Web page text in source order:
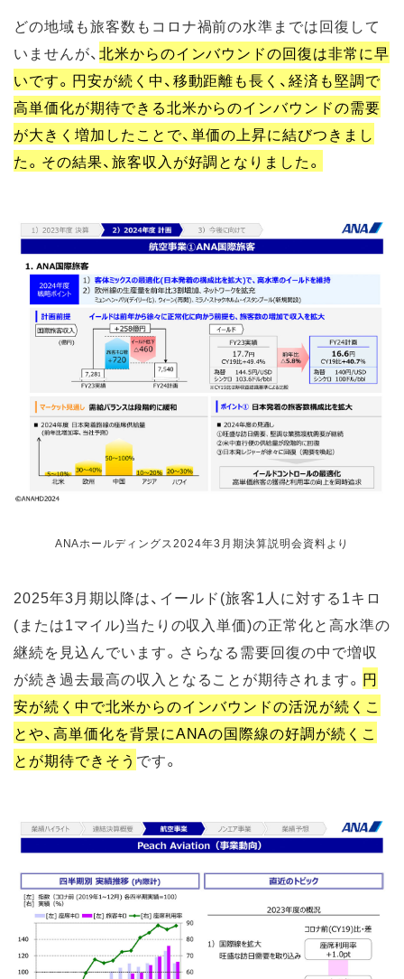
どの地域も旅客数もコロナ禍前の水準までは回復して
いませんが、 北米からのインバウンドの回復は非常に早
いです。円安が続く中、移動距離も長く、経済も堅調で
高単価化が期待できる北米からのインバウンドの需要
が大きく増加したことで、単価の上昇に結びつきまし
た。その結果、旅客収入が好調となりました。
ANAホールディングス2024年3月期決算説明会資料より
2025年3月期以降は、イールド(旅客1人に対する1キロ
(または1マイル)当たりの収入単価)の正常化と高水準の
継続を見込んでいます。さらなる需要回復の中で増収
が続き過去最高の収入となることが期待されます。 円
安が続く中で北米からのインバウンドの活況が続くこ
とや、高単価化を背景にANAの国際線の好調が続くこ
とが期待できそう です。